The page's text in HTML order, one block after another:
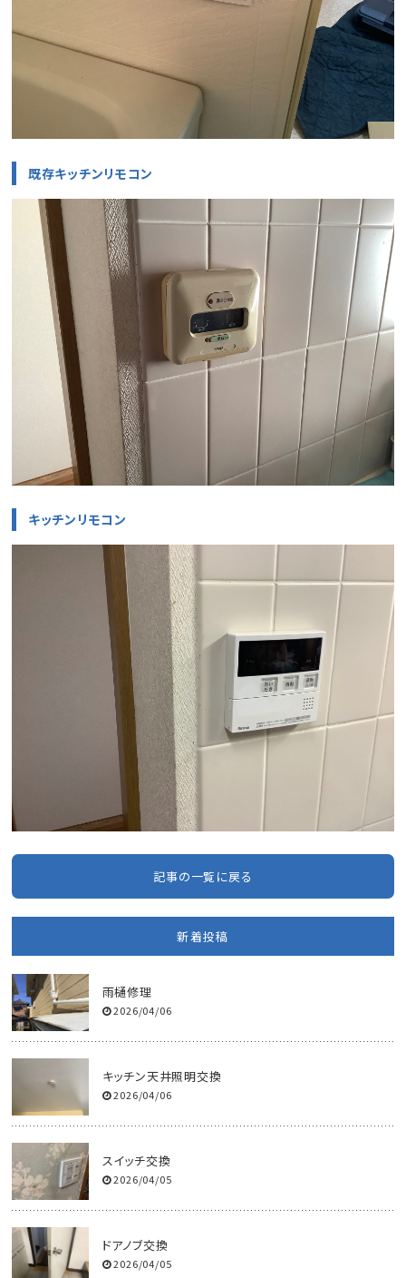
既存キッチンリモコン
キッチンリモコン
記事の一覧に戻る
新着投稿
雨樋修理
2026/04/06
キッチン天井照明交換
2026/04/06
スイッチ交換
2026/04/05
ドアノブ交換
2026/04/05